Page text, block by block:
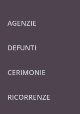
AGENZIE
DEFUNTI
CERIMONIE
RICORRENZE